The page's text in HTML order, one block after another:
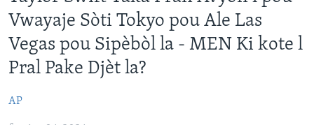
content
Skip
main
Skip
LÈZETAZINI
AMERIK LATIN
ENTÈNASYONAL
Vwayaje Sòti Tokyo pou Ale Las
Vegas pou Sipèbòl la - MEN Ki kote l
Pral Pake Djèt la?
AP